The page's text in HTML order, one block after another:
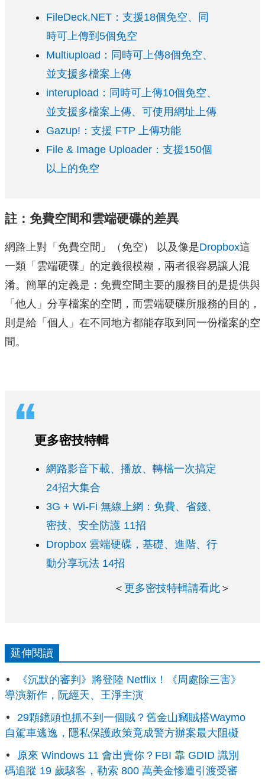
FileDeck.NET：支援18個免空、同
時可上傳到5個免空
Multiupload：同時可上傳8個免空、
並支援多檔案上傳
interupload：同時可上傳10個免空、
並支援多檔案上傳、可使用網址上傳
Gazup!：支援 FTP 上傳功能
File & Image Uploader：支援150個
以上的免空
註：免費空間和雲端硬碟的差異
網路上對「免費空間」（免空） 以及像是Dropbox這
一類「雲端硬碟」的定義很模糊，兩者很容易讓人混
淆。簡單的定義是：免費空間主要的服務目的是提供與
「他人」分享檔案的空間，而雲端硬碟所服務的目的，
則是給「個人」在不同地方都能存取到同一份檔案的空
間。
更多密技特輯
網路影音下載、播放、轉檔一次搞定
24招大集合
3G + Wi-Fi 無線上網：免費、省錢、
密技、安全防護 11招
Dropbox 雲端硬碟，基礎、進階、行
動分享玩法 14招
＜ 更多密技特輯請看此 ＞
延伸閱讀
《沉默的審判》將登陸 Netflix！《周處除三害》
導演新作，阮經天、王淨主演
29顆鏡頭也抓不到一個賊？舊金山竊賊搭Waymo
自駕車逃逸，隱私保護政策竟成警方辦案最大阻礙
原來 Windows 11 會出賣你？FBI 靠 GDID 識別
碼追蹤 19 歲駭客，勒索 800 萬美金慘遭引渡受審